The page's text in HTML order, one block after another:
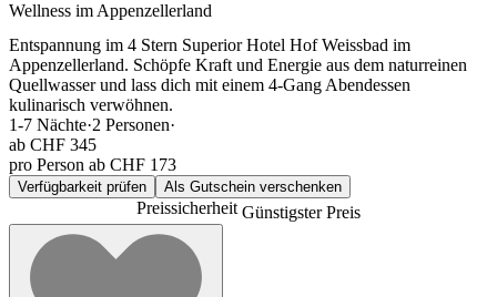
Wellness im Appenzellerland
Entspannung im 4 Stern Superior Hotel Hof Weissbad im
Appenzellerland. Schöpfe Kraft und Energie aus dem naturreinen
Quellwasser und lass dich mit einem 4-Gang Abendessen
kulinarisch verwöhnen.
1-7 Nächte·2 Personen·
ab CHF 345
pro Person ab CHF 173
Verfügbarkeit prüfen Als Gutschein verschenken
PreissicherheitGünstigster Preis